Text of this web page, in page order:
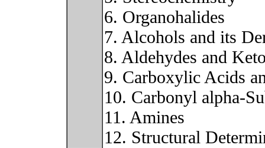
6. Organohalides
7. Alcohols and its
8. Aldehydes and
9. Carboxylic Acids
10. Carbonyl alpha-
11. Amines
12. Structural